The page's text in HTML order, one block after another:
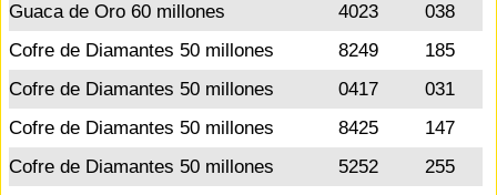
Guaca de Oro 60 millones
4023
038
Cofre de Diamantes 50 millones
8249
185
Cofre de Diamantes 50 millones
0417
031
Cofre de Diamantes 50 millones
8425
147
Cofre de Diamantes 50 millones
5252
255